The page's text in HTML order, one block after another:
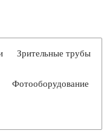
Зрительные трубы
Фотооборудование